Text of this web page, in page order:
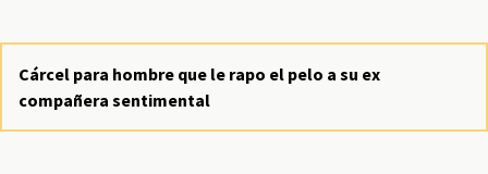
Cárcel para hombre que le rapo el pelo a su ex
compañera sentimental